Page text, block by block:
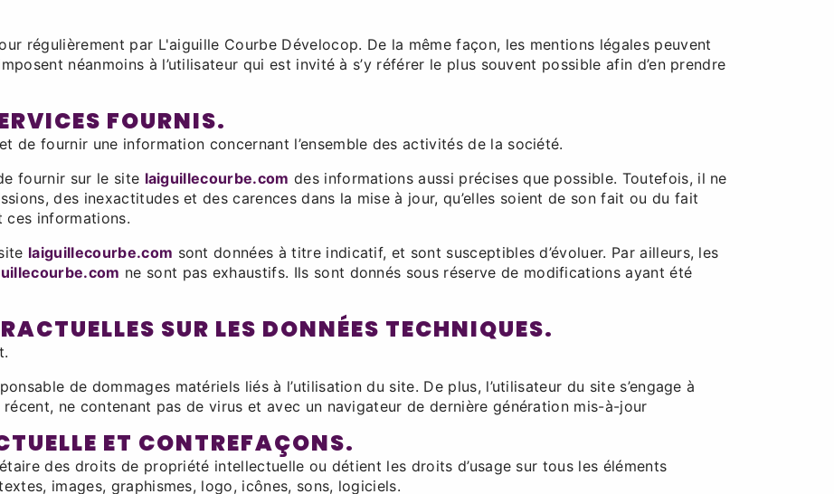
régulièrement par L'aiguille Courbe Dévelocop. De la même façon, les mentions légales peuvent
néanmoins à l’utilisateur qui est invité à s’y référer le plus souvent possible afin d’en prendre
FOURNIS.
de fournir une information concernant l’ensemble des activités de la société.
fournir sur le site laiguillecourbe.com des informations aussi précises que possible. Toutefois, il ne
des inexactitudes et des carences dans la mise à jour, qu’elles soient de son fait ou du fait
ces informations.
laiguillecourbe.com sont données à titre indicatif, et sont susceptibles d’évoluer. Par ailleurs, les
ne sont pas exhaustifs. Ils sont donnés sous réserve de modifications ayant été
SUR LES DONNÉES TECHNIQUES.
de dommages matériels liés à l’utilisation du site. De plus, l’utilisateur du site s’engage à
ne contenant pas de virus et avec un navigateur de dernière génération mis-à-jour
ET CONTREFAÇONS.
des droits de propriété intellectuelle ou détient les droits d’usage sur tous les éléments
images, graphismes, logo, icônes, sons, logiciels.